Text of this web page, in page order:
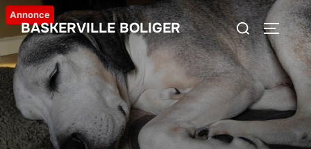
Videre
til
indhold
BASKERVILLE BOLIGER
Søg
efter:
SLÅ
Annonce